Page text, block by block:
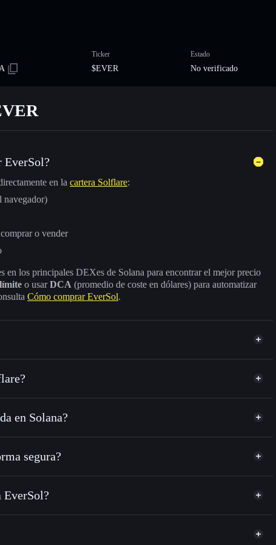
Ticker
$EVER
Estado
No verificado
EverSol?
en la cartera Solflare:
navegador)
o vender
en los principales DEXes de Solana para encontrar el mejor precio
o usarDCA (promedio de coste en dólares) para automatizar
Cómo comprar EverSol.
SOL, USDC o miles de otros tokens de Solana con
el precio, volumen, capitalización de mercado y liquidez de
en una cartera sin custodia donde tú controla tus claves privadas
en Solana?
segura?
cartera sin custodia Solflare
EverSol?
cartera Solflare